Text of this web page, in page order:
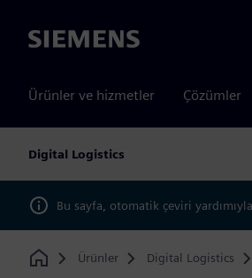
Siemens
Ürünler ve hizmetler Çözümler
Digital Logistics
Bu sayfa, otomatik çeviri
Home
Ürünler Digital Logistics